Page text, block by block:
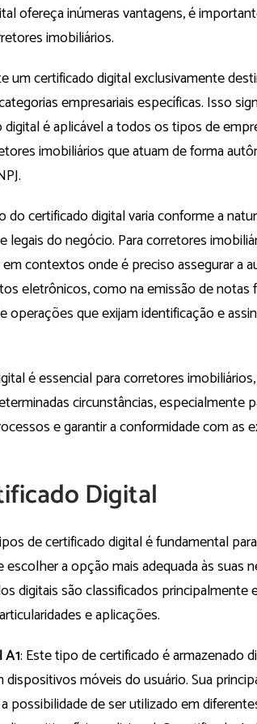
ofereça inúmeras vantagens, é
imobiliários.
um certificado digital exclusivamente
empresariais específicas. Isso
é aplicável a todos os tipos de
imobiliários que atuam de forma
do certificado digital varia conforme a
legais do negócio. Para corretores
contextos onde é preciso assegurar a
eletrônicos, como na emissão de notas
operações que exijam identificação e
é essencial para corretores
circunstâncias, especialmente
e garantir a conformidade com as
Digital
de certificado digital é fundamental
a opção mais adequada às suas
digitais são classificados principalmente
e aplicações.
: Este tipo de certificado é armazenado
móveis do usuário. Sua
possibilidade de ser utilizado em